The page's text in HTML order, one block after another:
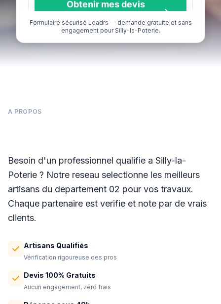
Formulaire sécurisé Leadrs — demande gratuite et sans
engagement pour Silly-la-Poterie.
A PROPOS
Besoin d'un professionnel qualifie a Silly-la-
Poterie ? Notre reseau selectionne les meilleurs
artisans du departement 02 pour vos travaux.
Chaque partenaire est verifie et note par de vrais
clients.
Artisans Qualifiés
Vérification rigoureuse des pros
Devis 100% Gratuits
Aucun engagement, zéro frais